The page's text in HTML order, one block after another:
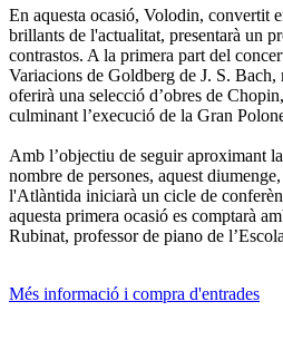
En aquesta ocasió, Volodin, convertit
brillants de l'actualitat, presentarà un
contrastos. A la primera part del
Variacions de Goldberg de J. S. Bach,
oferirà una selecció d’obres de
culminant l’execució de la Gran
Amb l’objectiu de seguir aproximant
nombre de persones, aquest
l'Atlàntida iniciarà un cicle de
aquesta primera ocasió es comptarà
Rubinat, professor de piano de
Més informació i compra d'entrades